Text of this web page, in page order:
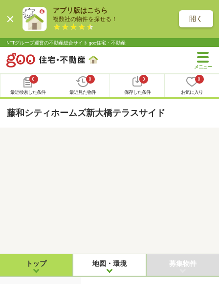
アプリ版はこちら
複数社の物件を探せる！ 開く
NTTグループ運営の不動産総合サイト goo住宅・不動産
0
最近検索した条件
0
最近見た物件
0
保存した条件
0
お気に入り
藤和シティホームズ新大橋テラスサイド
トップ 地図・環境 募集物件